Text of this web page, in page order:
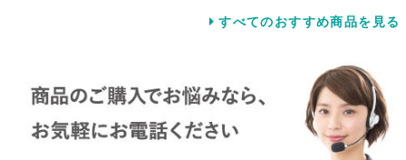
すべてのおすすめ商品を見る